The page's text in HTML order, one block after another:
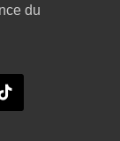
du